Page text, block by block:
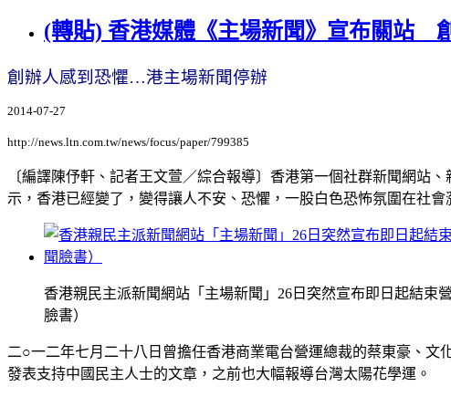
(轉貼) 香港媒體《主場新聞》宣布關站
創辦人感到恐懼…港主場新聞停辦
2014-07-27
http://news.ltn.com.tw/news/focus/paper/799385
〔編譯陳伃軒、記者王文萱／綜合報導〕香港第一個社群新聞網站
示，香港已經變了，變得讓人不安、恐懼，一股白色恐怖氛圍在社
香港親民主派新聞網站「主場新聞」26日突然宣布即日起結
臉書）
二○一二年七月二十八日曾擔任香港商業電台營運總裁的蔡東豪、
發表支持中國民主人士的文章，之前也大幅報導台灣太陽花學運。